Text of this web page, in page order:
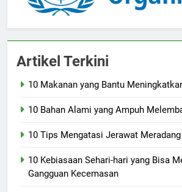
Artikel Terkini
10 Makanan yang Bantu
10 Bahan Alami yang Ampuh
10 Tips Mengatasi Jerawat
10 Kebiasaan Sehari-hari yang Bisa
Gangguan Kecemasan